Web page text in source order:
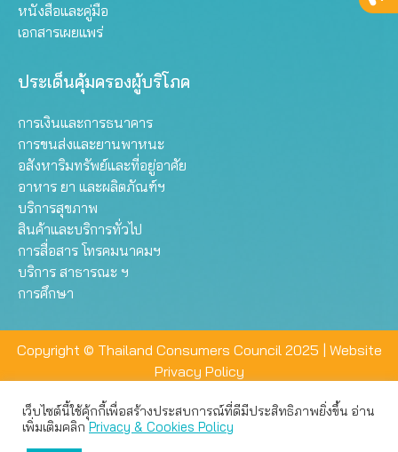
หนังสือและคู่มือ
เอกสารเผยแพร่
ประเด็นคุ้มครองผู้บริโภค
การเงินและการธนาคาร
การขนส่งและยานพาหนะ
อสังหาริมทรัพย์และที่อยู่อาศัย
อาหาร ยา และผลิตภัณฑ์ฯ
บริการสุขภาพ
สินค้าและบริการทั่วไป
การสื่อสาร โทรคมนาคมฯ
บริการ สาธารณะ ฯ
การศึกษา
Copyright © Thailand Consumers Council 2025 | Website
Privacy Policy
เว็บไซต์นี้ใช้คุ้กกี้เพื่อสร้างประสบการณ์ที่ดีมีประสิทธิภาพยิ่งขึ้น อ่าน
เพิ่มเติมคลิกPrivacy & Cookies Policy
เว็บไซต์นี้ใช้คุกกี้เพื่อมอบประสบการณ์การใช้งานที่ดีให้แก่ท่าน คุณ
สามารถเลือกตั้งค่าความเป็นส่วนตัวได้